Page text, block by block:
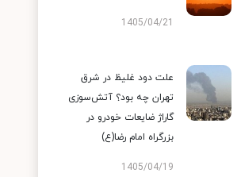
1405/04/21
علت دود غلیظ در شرق
تهران چه بود؟ آتش‌سوزی
گاراژ ضایعات خودرو در
بزرگراه امام رضا(ع)
1405/04/19